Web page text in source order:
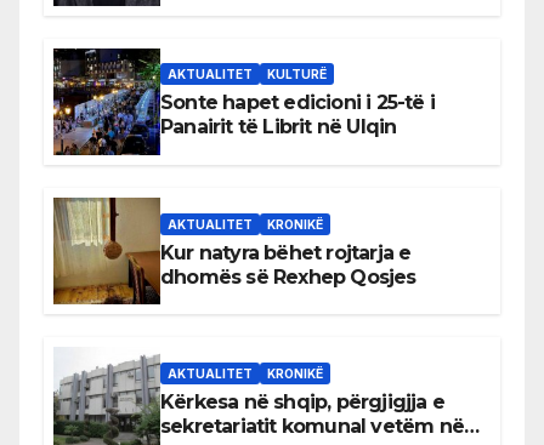
AKTUALITET KULTURË
Sonte hapet edicioni i 25-të i
Panairit të Librit në Ulqin
AKTUALITET KRONIKË
Kur natyra bëhet rojtarja e
dhomës së Rexhep Qosjes
AKTUALITET KRONIKË
Kërkesa në shqip, përgjigjja e
sekretariatit komunal vetëm në